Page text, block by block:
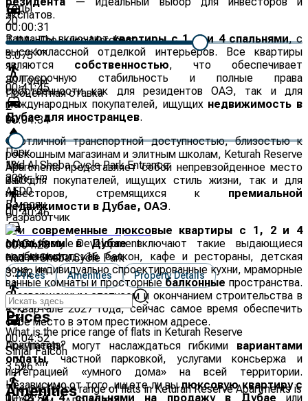
экспатов.
Варианты включаютквартиры с 1, 2 и 4 спальнями, с
высококлассной отделкой интерьеров. Все квартиры
являются собственностью, что обеспечивает
долгосрочную стабильность и полные права
собственности как для резидентов ОАЭ, так и для
международных покупателей, ищущих недвижимость в
Дубае для иностранцев.
С отличной транспортной доступностью, близостью к
роскошным магазинам и элитным школам, Keturah Reserve
Apartments представляет собой непревзойденное место
как для покупателей, ищущих стиль жизни, так и для
инвесторов, стремящихся к премиальной
недвижимости в Дубае, ОАЭ.
Эти современные люксовые квартиры с 1, 2 и 4
спальнями в Дубаевключают такие выдающиеся
особенности, как балкон, кафе и рестораны, детская
зона, индивидуально спроектированные кухни, мраморные
ванные комнаты и просторныебалконные пространства.
С завершенным статусом и окончанием строительства в
4 квартале 2027 года, сейчас самое время обеспечить
себе место в этом престижном адресе.
Покупатели могут наслаждаться гибкими вариантами
оплаты, частной парковкой, услугами консьержа и
интеграцией «умного дома» на всей территории.
Независимо от того, ищете ли вылюксовую квартиру с
1, 2 и 4 спальнями на продажу в Дубае или
00:00:31
TJM - The Juice Merchant
3.075km
00:41:45
00:04:34
Парк
Nad Al Sheba Cycle Park Entrance
3.005km
00:40:46
00:04:28
Nad Al Sheba Cycle Park
3.282 km
00:44:28
00:04:52
Sinjar Falcon
3.596km
Годы
20
1
30 Годы
Процентная ставка
2
%
1%
30%
AED0
В месяц
Разработчик
MAG Lifestyle Development
недвижимость:16
Prices Amenities Property Details
Prices
What is the price range of flats in Keturah Reserve
Apartments?
The total price range of flats in Keturah Reserve Apartments is
Amenities